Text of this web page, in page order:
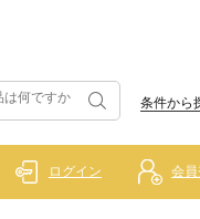
条件から
ログイン 会